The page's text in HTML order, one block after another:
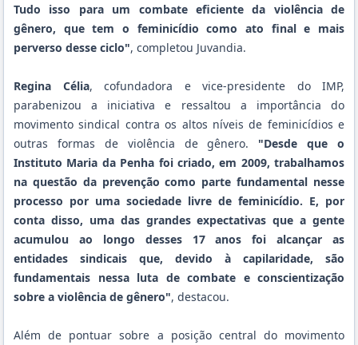
Tudo isso para um combate eficiente da violência de
gênero, que tem o feminicídio como ato final e mais
perverso desse ciclo", completou Juvandia.
Regina Célia, cofundadora e vice-presidente do IMP,
parabenizou a iniciativa e ressaltou a importância do
movimento sindical contra os altos níveis de feminicídios e
outras formas de violência de gênero. "Desde que o
Instituto Maria da Penha foi criado, em 2009, trabalhamos
na questão da prevenção como parte fundamental nesse
processo por uma sociedade livre de feminicídio. E, por
conta disso, uma das grandes expectativas que a gente
acumulou ao longo desses 17 anos foi alcançar as
entidades sindicais que, devido à capilaridade, são
fundamentais nessa luta de combate e conscientização
sobre a violência de gênero", destacou.
Além de pontuar sobre a posição central do movimento